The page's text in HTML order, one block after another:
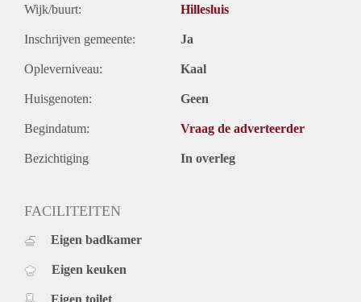
Wijk/buurt: Hillesluis
Inschrijven gemeente: Ja
Opleverniveau: Kaal
Huisgenoten: Geen
Begindatum: Vraag de adverteerder
Bezichtiging In overleg
FACILITEITEN
Eigen badkamer
Eigen keuken
Eigen toilet